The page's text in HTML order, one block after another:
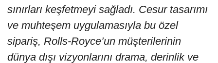
sınırları keşfetmeyi sağladı. Cesur tasarımı
ve muhteşem uygulamasıyla bu özel
sipariş, Rolls-Royce’un müşterilerinin
dünya dışı vizyonlarını drama, derinlik ve